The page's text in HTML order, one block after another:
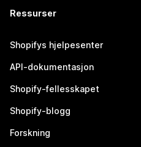
Ressurser
Shopifys hjelpesenter
API-dokumentasjon
Shopify-fellesskapet
Shopify-blogg
Forskning